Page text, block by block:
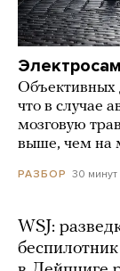
Объективных
что в случае
мозговую
выше, чем на
РАЗБОР 30 минут
WSJ: